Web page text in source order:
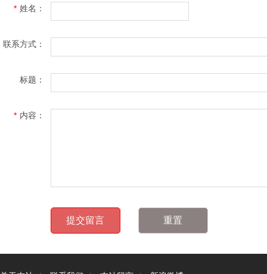
* 姓名：
联系方式：
标题：
* 内容：